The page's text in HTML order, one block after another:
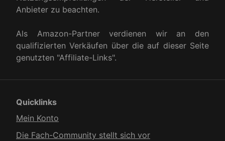
Anbieter zu beachten.
Als Amazon-Partner verdienen wir an den
qualifizierten Verkäufen über die auf dieser Seite
genutzten "Affiliate-Links".
Quicklinks
Mein Konto
Die Fach-Community stellt sich vor